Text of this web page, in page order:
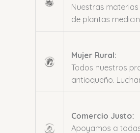
Nuestras
de plantas
Mujer Rural:
Todos nuestros
antioqueño.
Comercio Justo:
Apoyamos a